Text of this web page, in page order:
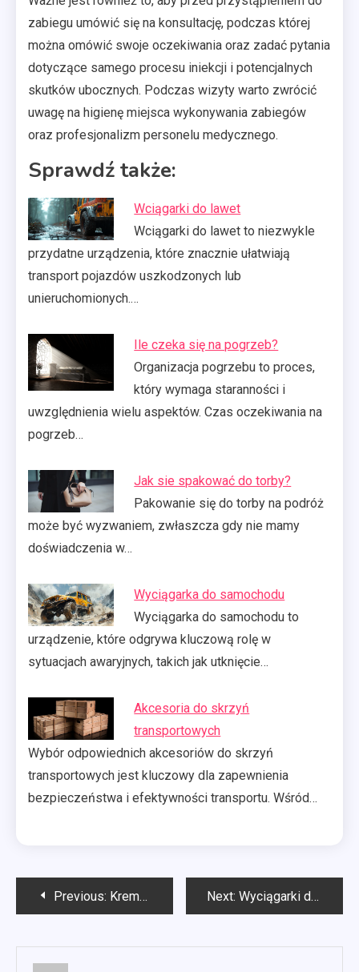
zabiegu umówić się na konsultację, podczas której
można omówić swoje oczekiwania oraz zadać pytania
dotyczące samego procesu iniekcji i potencjalnych
skutków ubocznych. Podczas wizyty warto zwrócić
uwagę na higienę miejsca wykonywania zabiegów
oraz profesjonalizm personelu medycznego.
Sprawdź także:
Wciągarki do lawet
Wciągarki do lawet to niezwykle
przydatne urządzenia, które znacznie ułatwiają
transport pojazdów uszkodzonych lub
unieruchomionych.…
Ile czeka się na pogrzeb?
Organizacja pogrzebu to proces,
który wymaga staranności i
uwzględnienia wielu aspektów. Czas oczekiwania na
pogrzeb…
Jak sie spakować do torby?
Pakowanie się do torby na podróż
może być wyzwaniem, zwłaszcza gdy nie mamy
doświadczenia w…
Wyciągarka do samochodu
Wyciągarka do samochodu to
urządzenie, które odgrywa kluczową rolę w
sytuacjach awaryjnych, takich jak utknięcie…
Akcesoria do skrzyń
transportowych
Wybór odpowiednich akcesoriów do skrzyń
transportowych jest kluczowy dla zapewnienia
bezpieczeństwa i efektywności transportu. Wśród…
Nawigacja
Previous: Krematorium dla zwierząt Szczecin Next: Wyciągarki do samochodów